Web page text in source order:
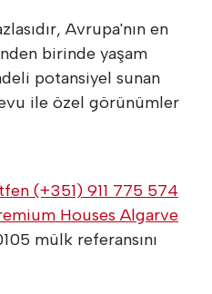
Avrupa'nın en
birinde yaşam
potansiyel sunan
ile özel görünümler
(+351) 911 775 574
Houses Algarve
mülk referansını